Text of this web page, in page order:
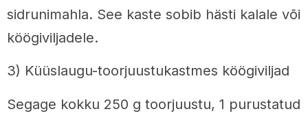
sidrunimahla. See kaste sobib hästi kalale või
köögiviljadele.
3) Küüslaugu-toorjuustukastmes köögiviljad
Segage kokku 250 g toorjuustu, 1 purustatud